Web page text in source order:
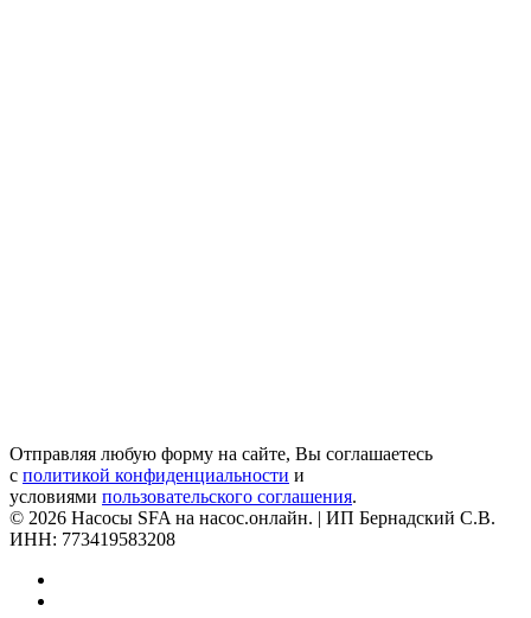
Отправляя любую форму на сайте, Вы соглашаетесь
с политикой конфиденциальности и
условиями пользовательского соглашения.
© 2026 Насосы SFA на насос.онлайн. | ИП Бернадский С.В.
ИНН: 773419583208